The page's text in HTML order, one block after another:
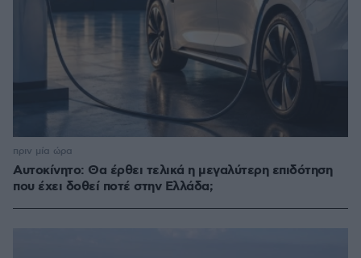
Αυτοκίνητο: Θα έρθει τελικά η μεγαλύτερη επιδότηση
που έχει δοθεί ποτέ στην Ελλάδα;
πριν μία ώρα